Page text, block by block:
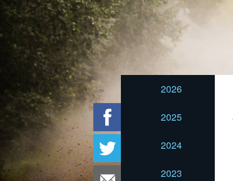
2026
2025
2024
2023